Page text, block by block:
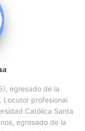
egresado de la
Locutor profesional
Católica Santa
egresado de la